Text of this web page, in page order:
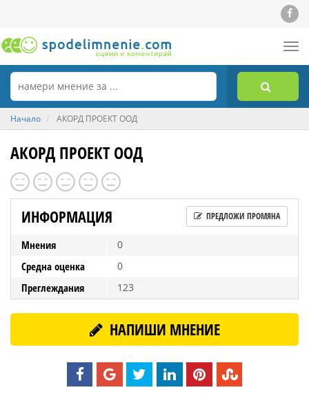
Начало АКОРД ПРОЕКТ ООД
АКОРД ПРОЕКТ ООД
ИНФОРМАЦИЯ ПРЕДЛОЖИ ПРОМЯНА
Мнения 0
Средна оценка 0
Преглеждания 123
НАПИШИ МНЕНИЕ